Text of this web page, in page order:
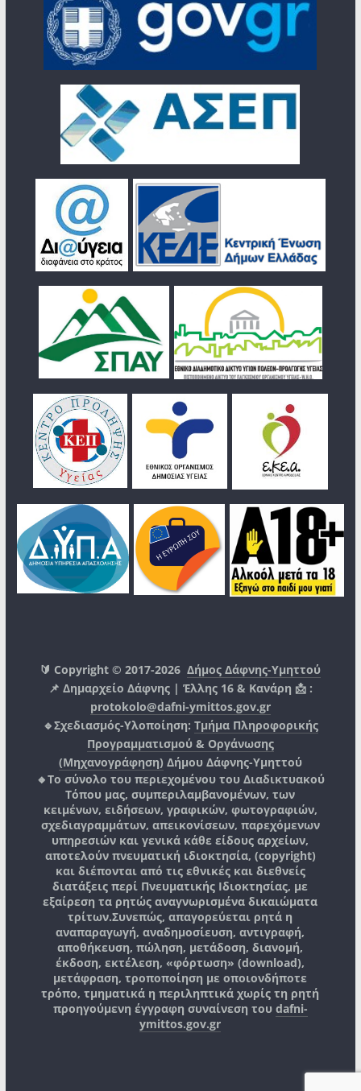
🔰 Copyright © 2017-2026Δήμος Δάφνης-Υμηττού
📌 Δημαρχείο Δάφνης | Έλλης 16 & Κανάρη 📩 :
protokolo@dafni-ymittos.gov.gr
🔹Σχεδιασμός-Υλοποίηση: Τμήμα Πληροφορικής
Προγραμματισμού & Οργάνωσης
(Μηχανογράφηση) Δήμου Δάφνης-Υμηττού
🔸Το σύνολο του περιεχομένου του Διαδικτυακού
Τόπου μας, συμπεριλαμβανομένων, των
κειμένων, ειδήσεων, γραφικών, φωτογραφιών,
σχεδιαγραμμάτων, απεικονίσεων, παρεχόμενων
υπηρεσιών και γενικά κάθε είδους αρχείων,
αποτελούν πνευματική ιδιοκτησία, (copyright)
και διέπονται από τις εθνικές και διεθνείς
διατάξεις περί Πνευματικής Ιδιοκτησίας, με
εξαίρεση τα ρητώς αναγνωρισμένα δικαιώματα
τρίτων.Συνεπώς, απαγορεύεται ρητά η
αναπαραγωγή, αναδημοσίευση, αντιγραφή,
αποθήκευση, πώληση, μετάδοση, διανομή,
έκδοση, εκτέλεση, «φόρτωση» (download),
μετάφραση, τροποποίηση με οποιονδήποτε
τρόπο, τμηματικά η περιληπτικά χωρίς τη ρητή
προηγούμενη έγγραφη συναίνεση του dafni-
ymittos.gov.gr